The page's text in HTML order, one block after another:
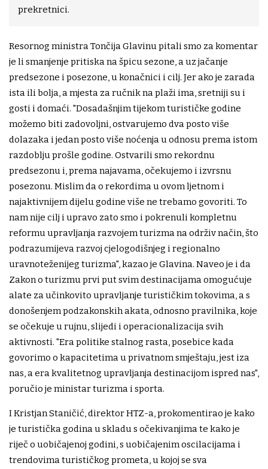
prekretnici.
Resornog ministra Tončija Glavinu pitali smo za komentar
je li smanjenje pritiska na špicu sezone, a uz jačanje
predsezone i posezone, u konačnici i cilj. Jer ako je zarada
ista ili bolja, a mjesta za ručnik na plaži ima, sretniji su i
gosti i domaći. "Dosadašnjim tijekom turističke godine
možemo biti zadovoljni, ostvarujemo dva posto više
dolazaka i jedan posto više noćenja u odnosu prema istom
razdoblju prošle godine. Ostvarili smo rekordnu
predsezonu i, prema najavama, očekujemo i izvrsnu
posezonu. Mislim da o rekordima u ovom ljetnom i
najaktivnijem dijelu godine više ne trebamo govoriti. To
nam nije cilj i upravo zato smo i pokrenuli kompletnu
reformu upravljanja razvojem turizma na održiv način, što
podrazumijeva razvoj cjelogodišnjeg i regionalno
uravnoteženijeg turizma", kazao je Glavina. Naveo je i da
Zakon o turizmu prvi put svim destinacijama omogućuje
alate za učinkovito upravljanje turističkim tokovima, a s
donošenjem podzakonskih akata, odnosno pravilnika, koje
se očekuje u rujnu, slijedi i operacionalizacija svih
aktivnosti. "Era politike stalnog rasta, posebice kada
govorimo o kapacitetima u privatnom smještaju, jest iza
nas, a era kvalitetnog upravljanja destinacijom ispred nas",
poručio je ministar turizma i sporta.
I Kristjan Staničić, direktor HTZ-a, prokomentirao je kako
je turistička godina u skladu s očekivanjima te kako je
riječ o uobičajenoj godini, s uobičajenim oscilacijama i
trendovima turističkog prometa, u kojoj se sva